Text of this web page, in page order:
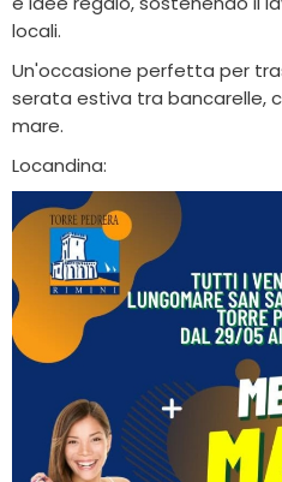
locali.
Un'occasione perfetta per
serata estiva tra bancarelle,
mare.
Locandina: